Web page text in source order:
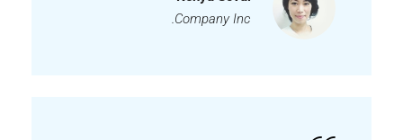
Company Inc.